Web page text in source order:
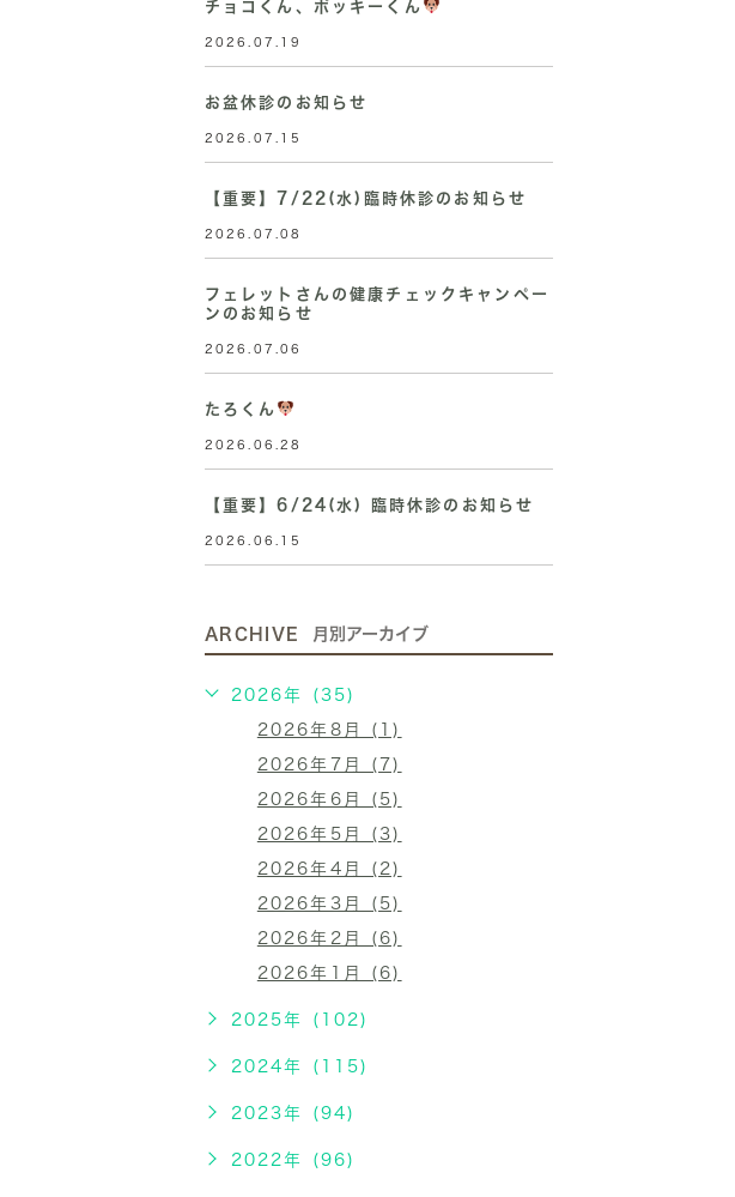
チョコくん、ポッキーくん
2026.07.19
お盆休診のお知らせ
2026.07.15
【重要】7/22(水)臨時休診のお知らせ
2026.07.08
フェレットさんの健康チェックキャンペー
ンのお知らせ
2026.07.06
たろくん
2026.06.28
【重要】6/24(水) 臨時休診のお知らせ
2026.06.15
ARCHIVE 月別アーカイブ
2026年 (35)
2026年8月 (1)
2026年7月 (7)
2026年6月 (5)
2026年5月 (3)
2026年4月 (2)
2026年3月 (5)
2026年2月 (6)
2026年1月 (6)
2025年 (102)
2024年 (115)
2023年 (94)
2022年 (96)